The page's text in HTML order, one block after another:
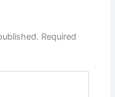
Required